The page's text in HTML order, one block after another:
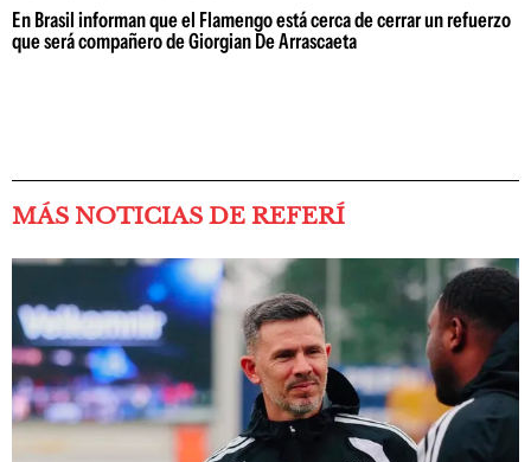
En Brasil informan que el Flamengo está cerca de cerrar un refuerzo
que será compañero de Giorgian De Arrascaeta
MÁS NOTICIAS DE REFERÍ